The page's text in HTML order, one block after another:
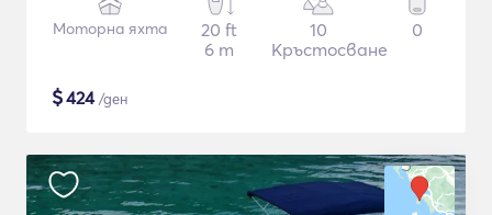
Моторна яхта
20 ft
6 m
10
Кръстосване
0
$424/ден